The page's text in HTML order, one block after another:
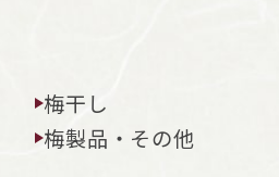
梅干し
梅製品・その他